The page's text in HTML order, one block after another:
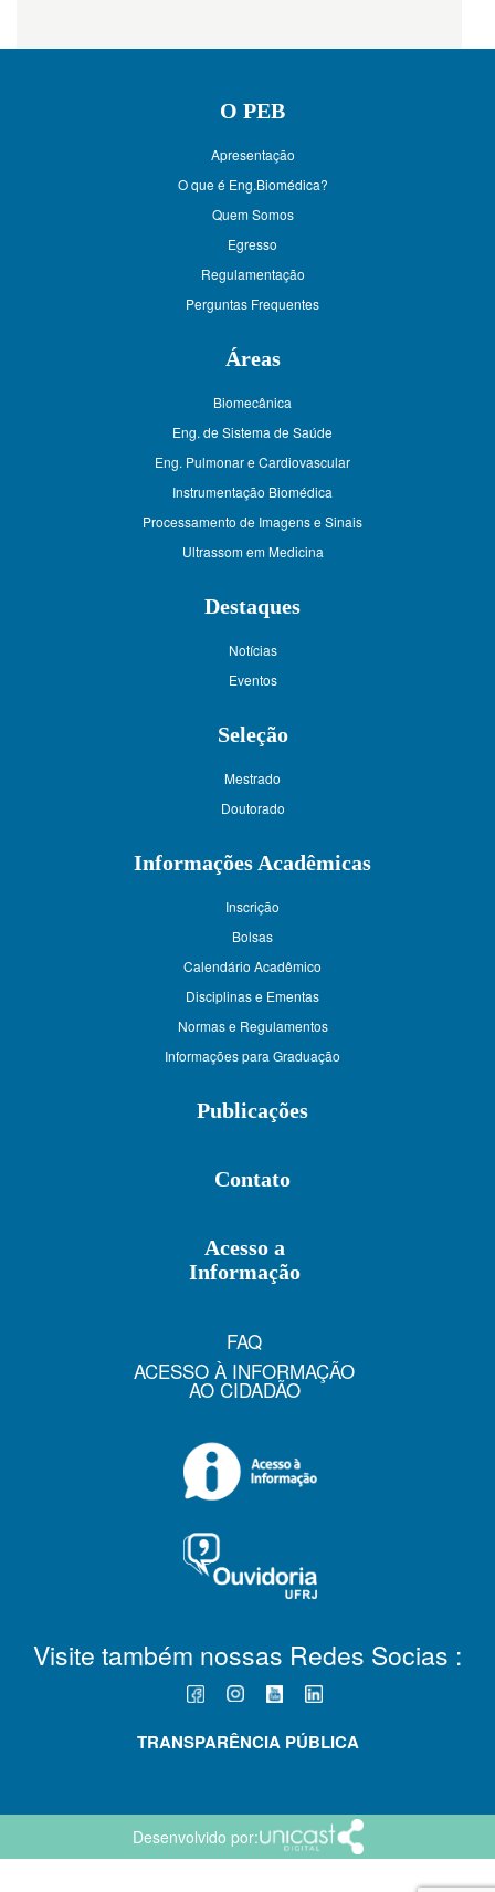
O PEB
Apresentação
O que é Eng.Biomédica?
Quem Somos
Egresso
Regulamentação
Perguntas Frequentes
Áreas
Biomecânica
Eng. de Sistema de Saúde
Eng. Pulmonar e Cardiovascular
Instrumentação Biomédica
Processamento de Imagens e Sinais
Ultrassom em Medicina
Destaques
Notícias
Eventos
Seleção
Mestrado
Doutorado
Informações Acadêmicas
Inscrição
Bolsas
Calendário Acadêmico
Disciplinas e Ementas
Normas e Regulamentos
Informações para Graduação
Publicações
Contato
Acesso a
Informação
FAQ
ACESSO À INFORMAÇÃO
AO CIDADÃO
Visite também nossas Redes Socias :
TRANSPARÊNCIA PÚBLICA
Desenvolvido por: